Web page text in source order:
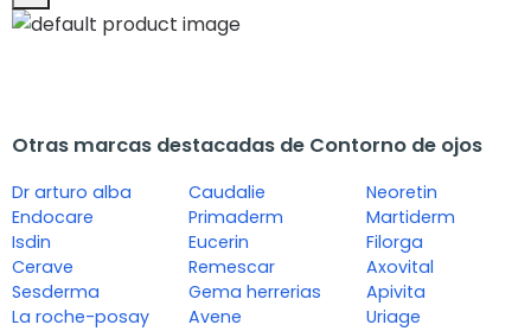
Otras marcas destacadas de Contorno de ojos
Dr arturo alba
Endocare
Isdin
Cerave
Sesderma
La roche-posay
Caudalie
Primaderm
Eucerin
Remescar
Gema herrerias
Avene
Neoretin
Martiderm
Filorga
Axovital
Apivita
Uriage